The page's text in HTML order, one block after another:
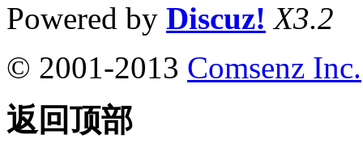
Powered by Discuz! X3.2
© 2001-2013 Comsenz Inc.
返回顶部